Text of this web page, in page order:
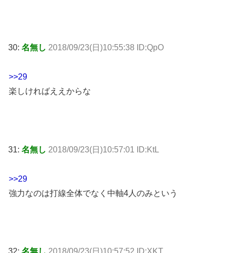
30: 名無し 2018/09/23(日)10:55:38 ID:QpO
>>29
楽しければええからな
31: 名無し 2018/09/23(日)10:57:01 ID:KtL
>>29
強力なのは打線全体でなく中軸4人のみという